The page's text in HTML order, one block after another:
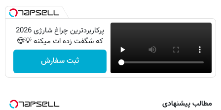
پرکاربردترین چراغ شارژی 2026
که شگفت زده ات میکنه 💡😍
ثبت سفارش
مطالب پیشنهادی